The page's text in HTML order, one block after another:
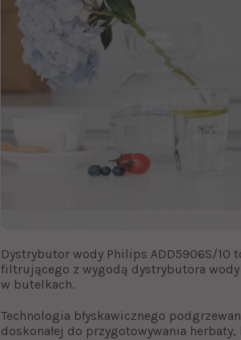
Dystrybutor wody Philips ADD5906S/10
filtrującego z wygodą dystrybutora
w butelkach.
Technologia błyskawicznego
doskonałej do przygotowywania